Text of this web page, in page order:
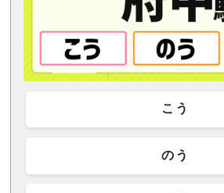
こう
のう